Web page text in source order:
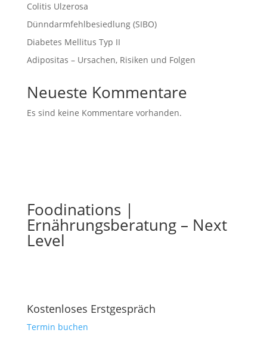
Colitis Ulzerosa
Dünndarmfehlbesiedlung (SIBO)
Diabetes Mellitus Typ II
Adipositas – Ursachen, Risiken und Folgen
Neueste Kommentare
Es sind keine Kommentare vorhanden.
Foodinations |
Ernährungsberatung – Next
Level
Kostenloses Erstgespräch
Termin buchen